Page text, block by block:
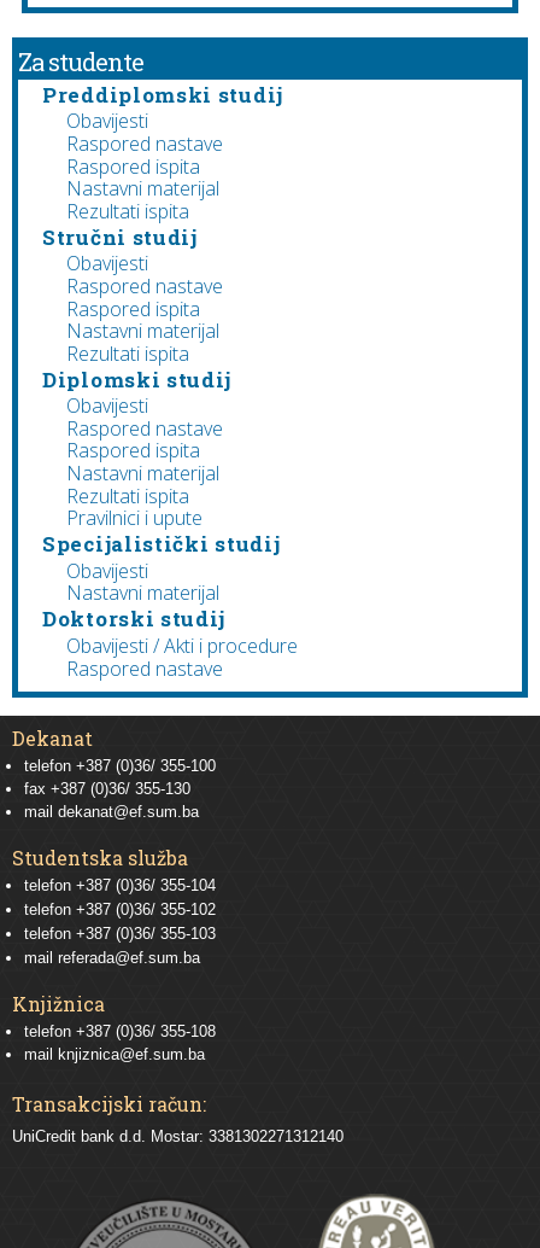
Za studente
Preddiplomski studij
Obavijesti
Raspored nastave
Raspored ispita
Nastavni materijal
Rezultati ispita
Stručni studij
Obavijesti
Raspored nastave
Raspored ispita
Nastavni materijal
Rezultati ispita
Diplomski studij
Obavijesti
Raspored nastave
Raspored ispita
Nastavni materijal
Rezultati ispita
Pravilnici i upute
Specijalistički studij
Obavijesti
Nastavni materijal
Doktorski studij
Obavijesti / Akti i procedure
Raspored nastave
Dekanat
telefon +387 (0)36/ 355-100
fax +387 (0)36/ 355-130
mail dekanat@ef.sum.ba
Studentska služba
telefon +387 (0)36/ 355-104
telefon +387 (0)36/ 355-102
telefon +387 (0)36/ 355-103
mail referada@ef.sum.ba
Knjižnica
telefon +387 (0)36/ 355-108
mail knjiznica@ef.sum.ba
Transakcijski račun:
UniCredit bank d.d. Mostar: 3381302271312140